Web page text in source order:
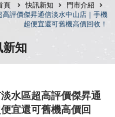
頁 快訊新知
門市介紹
高評價傑昇通信淡水中山店｜手機
超便宜還可舊機高價回收！
知
水區超高評價傑昇通
宜還可舊機高價回